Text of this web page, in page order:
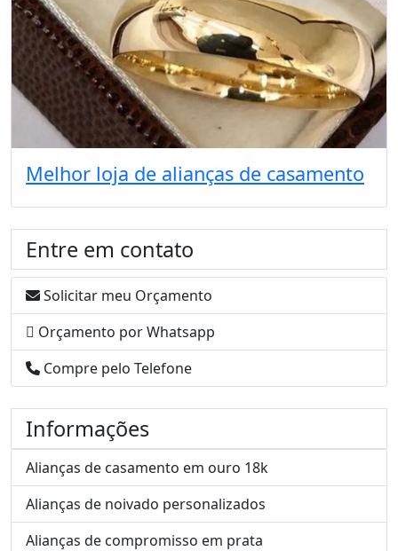
Melhor loja de alianças de casamento
Entre em contato
Solicitar meu Orçamento
Orçamento por Whatsapp
Compre pelo Telefone
Informações
Alianças de casamento em ouro 18k
Alianças de noivado personalizados
Alianças de compromisso em prata